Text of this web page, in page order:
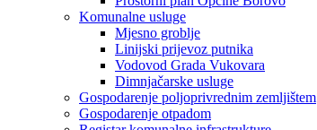
Komunalne usluge
Mjesno groblje
Linijski prijevoz putnika
Vodovod Grada Vukovara
Dimnjačarske usluge
Gospodarenje poljoprivrednim zemljištem
Gospodarenje otpadom